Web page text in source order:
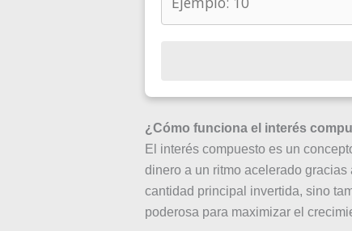
¿Cómo funciona el interés
El interés compuesto es un
dinero a un ritmo acelerado
cantidad principal invertida, sino
poderosa para maximizar el